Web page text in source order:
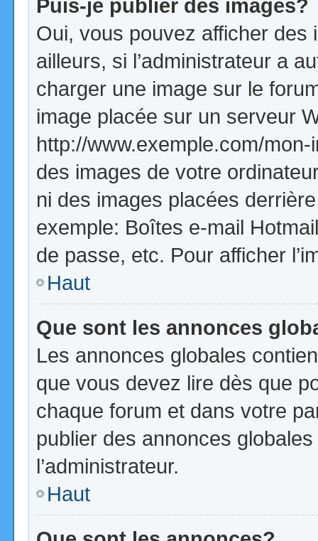
Puis-je publier des images?
Oui, vous pouvez afficher
ailleurs, si l’administrateur a
charger une image sur le
image placée sur un serveur
http://www.exemple.com/
des images de votre
ni des images placées
exemple: Boîtes e-mail
de passe, etc. Pour afficher
Haut
Que sont les annonces
Les annonces globales
que vous devez lire dès que
chaque forum et dans votre
publier des annonces
l’administrateur.
Haut